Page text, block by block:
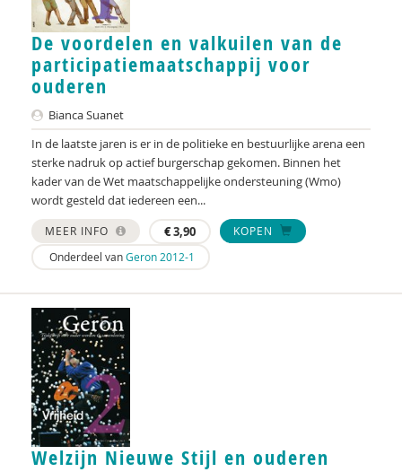
Aad Francissen
Mark Franken
Liselot Godschalx
Alke Haarsma-Wisselink
Riet Hammen-Poldermans
Marvin Hanekamp
Wiljan Hendrikx
Mariska ten Heuw
Lotte Hogeboom
Marcel Hoogenboom
Jos van der Horst
Marjet van Houten
Marja Jager-Vreugdenhil
De voordelen en valkuilen van de
participatiemaatschappij voor
ouderen
Bianca Suanet
In de laatste jaren is er in de politieke en bestuurlijke arena een
sterke nadruk op actief burgerschap gekomen. Binnen het
kader van de Wet maatschappelijke ondersteuning (Wmo)
wordt gesteld dat iedereen een...
MEER INFO €3,90
KOPEN
Onderdeel vanGeron 2012-1
Welzijn Nieuwe Stijl en ouderen